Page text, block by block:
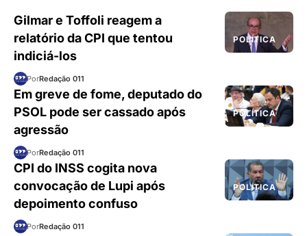
POLÍTICA
Gilmar e Toffoli reagem a
relatório da CPI que tentou
indiciá-los
PorRedação 011
POLÍTICA
Em greve de fome, deputado do
PSOL pode ser cassado após
agressão
PorRedação 011
POLÍTICA
CPI do INSS cogita nova
convocação de Lupi após
depoimento confuso
PorRedação 011